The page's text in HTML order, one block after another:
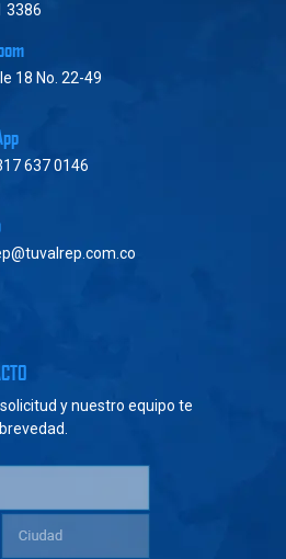
3386
18 No. 22-49
637 0146
y nuestro equipo te